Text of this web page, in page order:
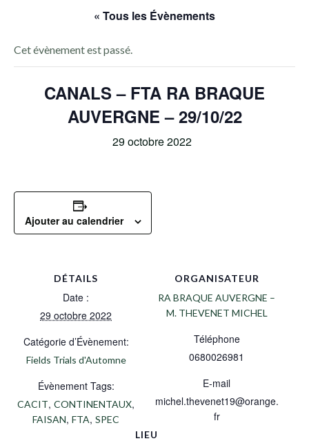
« Tous les Évènements
Cet évènement est passé.
CANALS – FTA RA BRAQUE
AUVERGNE – 29/10/22
29 octobre 2022
Ajouter au calendrier
DÉTAILS
Date :
29 octobre 2022
Catégorie d’Évènement:
Fields Trials d'Automne
Évènement Tags:
CACIT, CONTINENTAUX,
FAISAN, FTA, SPEC
LIEU
ORGANISATEUR
RA BRAQUE AUVERGNE –
M. THEVENET MICHEL
Téléphone
0680026981
E-mail
michel.thevenet19@orange.
fr